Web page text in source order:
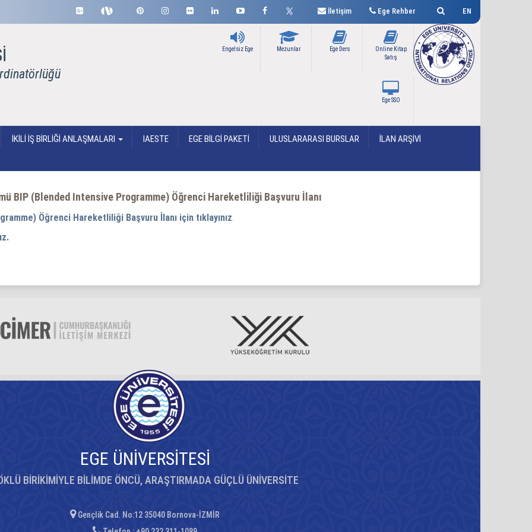
EN
Ege Rehber
İletişim
Online Kitap
Satış
Ege Ders
Mezunlar
Engelsiz Ege
Ege SSO
İKİLİ İŞ BİRLİĞİ ANLAŞMALARI IAESTE EGE BİLGİ PAKETİ ULUSLARARASI BURSLAR İLAN ARŞİVİ
BIP (Blended Intensive Programme) Öğrenci Hareketliliği Başvuru İlanı
Öğrenci Hareketliliği Başvuru İlanı için tıklayınız.
EGE ÜNİVERSİTESİ
BİRİKİMİYLE BİLİMDE ÖNCÜ, ARAŞTIRMADA GÜÇLÜ ÜNİVERSİTE
Gençlik Cad. No:12 35040 Bornova-İZMİR